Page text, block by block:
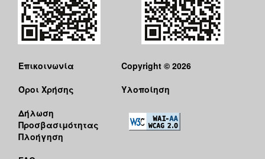
Επικοινωνία
Όροι Χρήσης
Δήλωση
Προσβασιμότητας
Πλοήγηση
Copyright © 2026
Υλοποίηση